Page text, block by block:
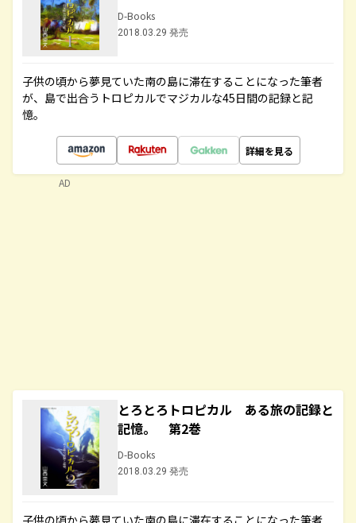
D-Books
2018.03.29 発売
子供の頃から夢見ていた南の島に滞在することになった筆者
が、島で出合うトロピカルでマジカルな45日間の記録と記
憶。
詳細を見る
とろとろトロピカル ある旅の記録と
記憶。 第2巻
D-Books
2018.03.29 発売
子供の頃から夢見ていた南の島に滞在することになった筆者
AD